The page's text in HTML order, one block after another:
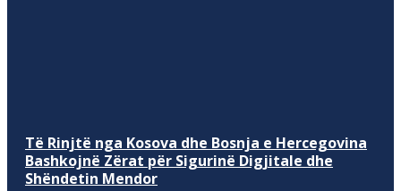
Të Rinjtë nga Kosova dhe Bosnja e Hercegovina
Bashkojnë Zërat për Sigurinë Digjitale dhe
Shëndetin Mendor